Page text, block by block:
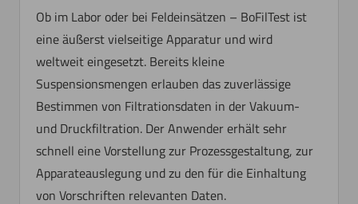
Ob im Labor oder bei Feldeinsätzen ­– BoFilTest ist
eine äußerst vielseitige Apparatur und wird
weltweit eingesetzt. Bereits kleine
Suspensionsmengen erlauben das zuverlässige
Bestimmen von Filtrationsdaten in der Vakuum-
und Druckfiltration. Der Anwender erhält sehr
schnell eine Vorstellung zur Prozessgestaltung, zur
Apparateauslegung und zu den für die Einhaltung
von Vorschriften relevanten Daten.